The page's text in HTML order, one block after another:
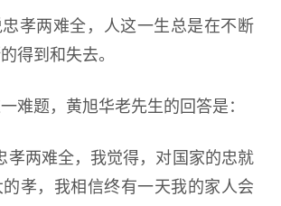
孝两难全，人这一生总是在不断
得到和失去。
难题，黄旭华老先生的回答是：
孝两难全，我觉得，对国家的忠就
孝，我相信终有一天我的家人会